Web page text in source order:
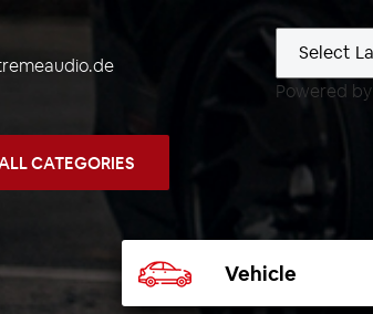
Powered by
CATEGORIES
vehicle